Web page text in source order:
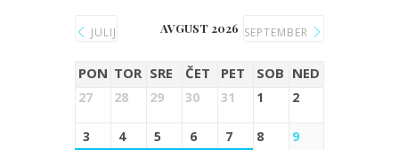
JULIJ AVGUST 2026 SEPTEMBER
PON TOR SRE ČET PET SOB NED
27 28 29 30 31 1 2
3 4 5 6 7 8 9